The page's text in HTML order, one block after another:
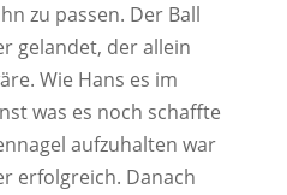
zu passen. Der Ball
gelandet, der allein
Wie Hans es im
was es noch schaffte
aufzuhalten war
erfolgreich. Danach